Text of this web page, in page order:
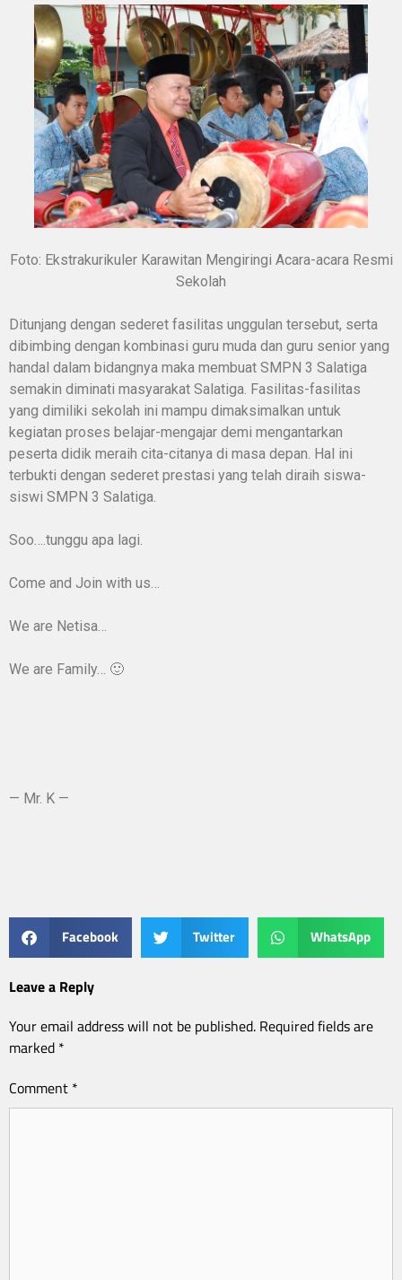
Foto: Ekstrakurikuler Karawitan Mengiringi Acara-acara Resmi
Sekolah
Ditunjang dengan sederet fasilitas unggulan tersebut, serta
dibimbing dengan kombinasi guru muda dan guru senior yang
handal dalam bidangnya maka membuat SMPN 3 Salatiga
semakin diminati masyarakat Salatiga. Fasilitas-fasilitas
yang dimiliki sekolah ini mampu dimaksimalkan untuk
kegiatan proses belajar-mengajar demi mengantarkan
peserta didik meraih cita-citanya di masa depan. Hal ini
terbukti dengan sederet prestasi yang telah diraih siswa-
siswi SMPN 3 Salatiga.
Soo….tunggu apa lagi.
Come and Join with us…
We are Netisa…
We are Family… 🙂
— Mr. K —
Facebook Twitter WhatsApp
Leave a Reply
Your email address will not be published. Required fields are
marked *
Comment *